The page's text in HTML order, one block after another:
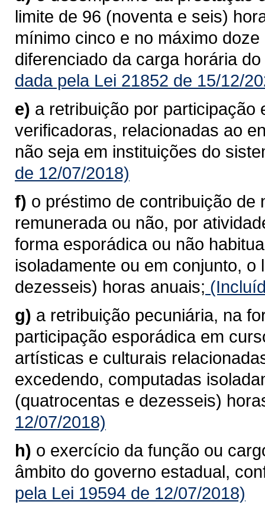
limite de 96 (noventa e seis)
mínimo cinco e no máximo
diferenciado da carga horária
dada pela Lei 21852 de 15/12/
e) a retribuição por participação
verificadoras, relacionadas ao
não seja em instituições do
de 12/07/2018)
f) o préstimo de contribuição
remunerada ou não, por
forma esporádica ou não
isoladamente ou em conjunto,
dezesseis) horas anuais;
g) a retribuição pecuniária, na
participação esporádica em
artísticas e culturais
excedendo, computadas
(quatrocentas e dezesseis)
12/07/2018)
h) o exercício da função ou
âmbito do governo estadual,
pela Lei 19594 de 12/07/2018)